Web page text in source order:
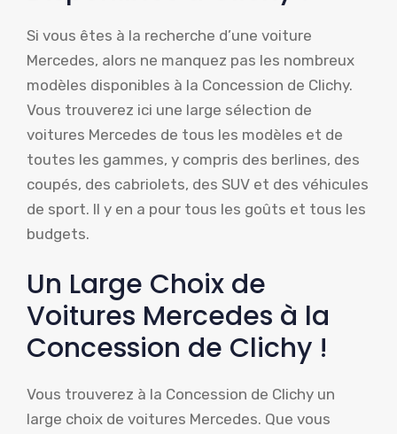
Si vous êtes à la recherche d’une voiture
Mercedes, alors ne manquez pas les nombreux
modèles disponibles à la Concession de Clichy.
Vous trouverez ici une large sélection de
voitures Mercedes de tous les modèles et de
toutes les gammes, y compris des berlines, des
coupés, des cabriolets, des SUV et des véhicules
de sport. Il y en a pour tous les goûts et tous les
budgets.
Un Large Choix de
Voitures Mercedes à la
Concession de Clichy !
Vous trouverez à la Concession de Clichy un
large choix de voitures Mercedes. Que vous